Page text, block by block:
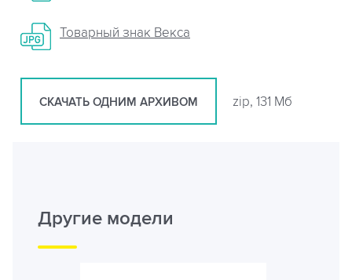
Товарный знак Векса
СКАЧАТЬ ОДНИМ АРХИВОМ zip, 131 Мб
Другие модели